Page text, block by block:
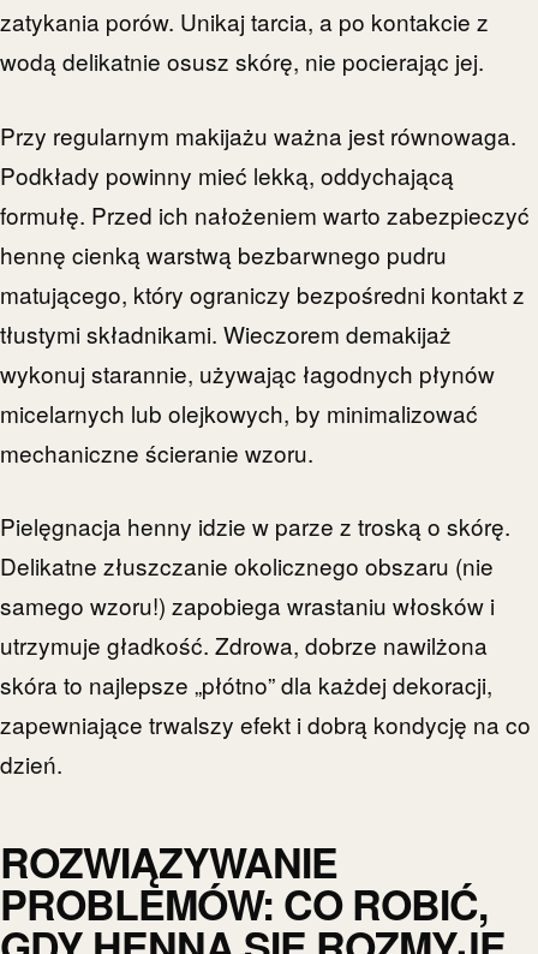
zatykania porów. Unikaj tarcia, a po kontakcie z
wodą delikatnie osusz skórę, nie pocierając jej.
Przy regularnym makijażu ważna jest równowaga.
Podkłady powinny mieć lekką, oddychającą
formułę. Przed ich nałożeniem warto zabezpieczyć
hennę cienką warstwą bezbarwnego pudru
matującego, który ograniczy bezpośredni kontakt z
tłustymi składnikami. Wieczorem demakijaż
wykonuj starannie, używając łagodnych płynów
micelarnych lub olejkowych, by minimalizować
mechaniczne ścieranie wzoru.
Pielęgnacja henny idzie w parze z troską o skórę.
Delikatne złuszczanie okolicznego obszaru (nie
samego wzoru!) zapobiega wrastaniu włosków i
utrzymuje gładkość. Zdrowa, dobrze nawilżona
skóra to najlepsze „płótno” dla każdej dekoracji,
zapewniające trwalszy efekt i dobrą kondycję na co
dzień.
ROZWIĄZYWANIE
PROBLEMÓW: CO ROBIĆ,